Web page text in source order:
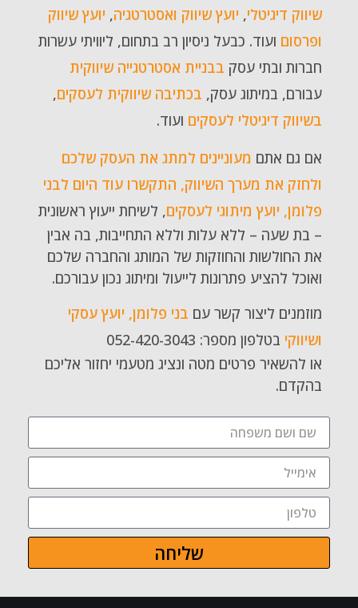
שיווק דיגיטלי, יועץ שיווק ואסטרטגיה, יועץ שיווק
ופרסום ועוד. כבעל ניסיון רב בתחום, ליוויתי עשרות
חברות ובתי עסק בבניית אסטרטגייה שיווקית
עבורם, במיתוג עסק, בכתיבה שיווקית לעסקים,
בשיווק דיגיטלי לעסקים ועוד.
אם גם אתם מעוניינים למתג את העסק שלכם
ולחזק את מערך השיווק, התקשרו עוד היום לבני
פלומן, יועץ מיתוגי לעסקים, לשיחת ייעוץ ראשונית
– בת שעה – ללא עלות וללא התחייבות, בה אבין
את החולשות והחוזקות של המותג והחברה שלכם
ואוכל להציע פתרונות לייעול ומיתוג נכון עבורכם.
מוזמנים ליצור קשר עם בני פלומן, יועץ עסקי
ושיווקי בטלפון מספר: 052-420-3043
או להשאיר פרטים מטה ונציג מטעמי יחזור אליכם
בהקדם.
שליחה